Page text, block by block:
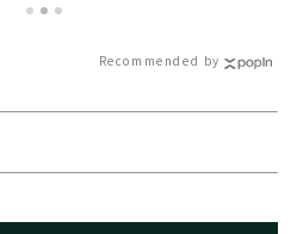
Recommended by